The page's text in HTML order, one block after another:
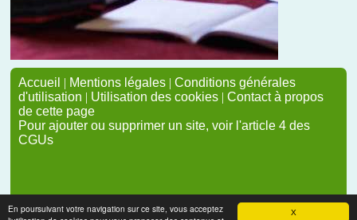
X
En poursuivant votre navigation sur ce site, vous acceptez
Accueil | Mentions légales | Conditions générales
d'utilisation | Utilisation des cookies | Contact à propos
de cette page
Pour ajouter ou supprimer un site, voir l'article 4 des
CGUs